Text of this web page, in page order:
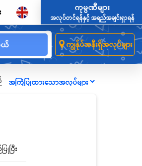
ကုမ္ပဏီများ
အလုပ်တင်ရန်နှင့် အရည်အချင်းရှာရန်
ယ် ကျွန်ုပ်အနီးရှိအလုပ်များ
ပြီး